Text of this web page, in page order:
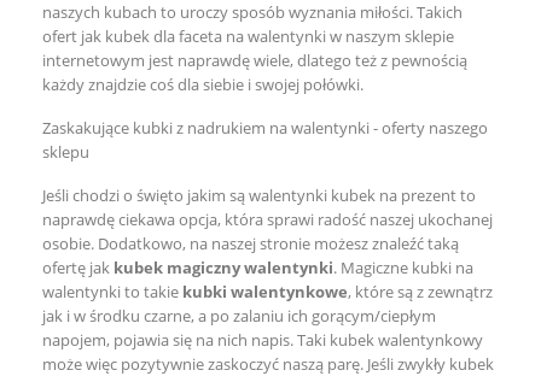
naszych kubach to uroczy sposób wyznania miłości. Takich
ofert jak kubek dla faceta na walentynki w naszym sklepie
internetowym jest naprawdę wiele, dlatego też z pewnością
każdy znajdzie coś dla siebie i swojej połówki.
Zaskakujące kubki z nadrukiem na walentynki - oferty naszego
sklepu
Jeśli chodzi o święto jakim są walentynki kubek na prezent to
naprawdę ciekawa opcja, która sprawi radość naszej ukochanej
osobie. Dodatkowo, na naszej stronie możesz znaleźć taką
ofertę jak kubek magiczny walentynki. Magiczne kubki na
walentynki to takie kubki walentynkowe, które są z zewnątrz
jak i w środku czarne, a po zalaniu ich gorącym/ciepłym
napojem, pojawia się na nich napis. Taki kubek walentynkowy
może więc pozytywnie zaskoczyć naszą parę. Jeśli zwykły kubek